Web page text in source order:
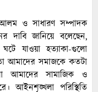
আলম ও সাধারণ সম্পাদক
দাবি জানিয়ে বলেছেন,
যাওয়া হত্যাকা-গুলো
আমাদের সমাজকে কতটা
আমাদের সামাজিক ও
আইনশৃঙ্খলা পরিস্থিতি